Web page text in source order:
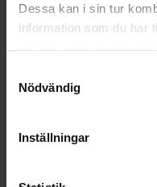
Dessa kan i sin tur
information som du har
Nödvändig
Inställningar